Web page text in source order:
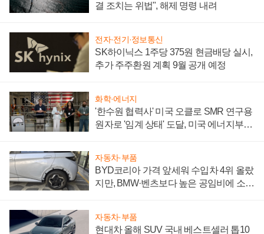
결 조치는 위법", 해제 명령 내려
전자·전기·정보통신
SK하이닉스 1주당 375원 현금배당 실시,
추가 주주환원 계획 9월 공개 예정
화학·에너지
'한수원 협력사' 미국 오클로 SMR 연구용
원자로 '임계 상태' 도달, 미국 에너지부
자동차·부품
BYD코리아 가격 앞세워 수입차 4위 올랐
지만, BMW·벤츠보다 높은 공임비에 소비
자동차·부품
현대차 올해 SUV 국내 베스트셀러 톱10